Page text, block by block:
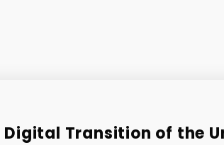
Transition of the